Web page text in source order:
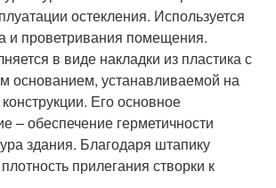
остекления. Используется
и проветривания помещения.
в виде накладки из пластика с
основанием, устанавливаемой на
Его основное
– обеспечение герметичности
здания. Благодаря штапику
прилегания створки к